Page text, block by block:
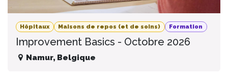
Hôpitaux Maisons de repos (et de soins) Formation
Improvement Basics - Octobre 2026
Namur, Belgique